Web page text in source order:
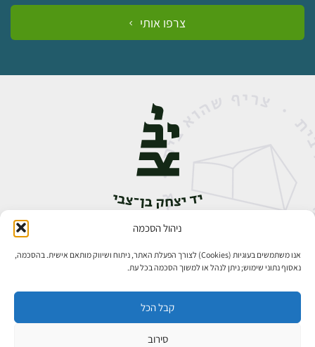
ניהול הסכמה
אנו משתמשים בעוגיות (Cookies) לצורך הפעלת האתר, ניתוח ושיווק מותאם אישית. בהסכמה,
נאסוף נתוני שימוש; ניתן לנהל או למשוך הסכמה בכל עת.
קבל הכל
סירוב
צרפו אותי
אבן גבירול 14, רחביה, ירושלים